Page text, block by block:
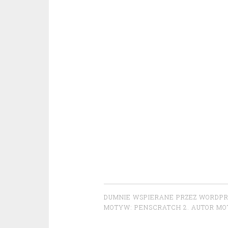
DUMNIE WSPIERANE PRZEZ
MOTYW: PENSCRATCH 2. AUTOR